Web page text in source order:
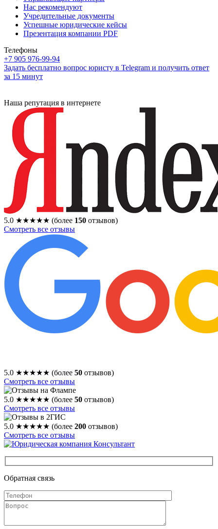
Нас рекомендуют
Учредительные документы
Успешные юридические кейсы
Презентация компании PDF
Телефоны
+7 905 976-99-94
Задать бесплатно вопрос юристу в Telegram и получить ответ
за 15 минут
Наша репутация в интернете
5.0 ★★★★★ (более 150 отзывов)
Смотреть все отзывы
5.0 ★★★★★ (более 50 отзывов)
Смотреть все отзывы
5.0 ★★★★★ (более 50 отзывов)
Смотреть все отзывы
5.0 ★★★★★ (более 200 отзывов)
Смотреть все отзывы
Обратная связь